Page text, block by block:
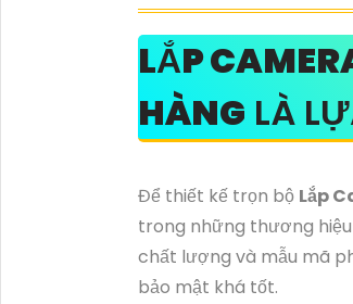
LẮP
HÀNG LÀ
Để thiết kế trọn bộ Lắp
trong những thương
chất lượng và mẫu mã
bảo mật khá tốt.